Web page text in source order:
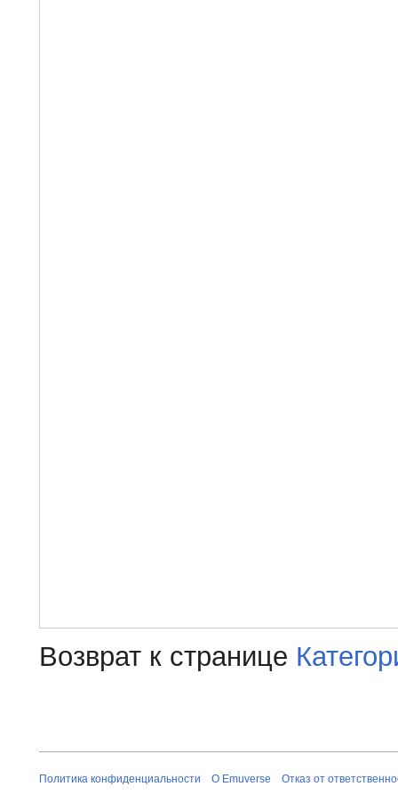
Возврат к странице
Политика конфиденциальности О Emuverse Отказ от